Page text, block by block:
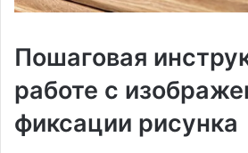
Пошаговая
работе с
фиксации рисунка